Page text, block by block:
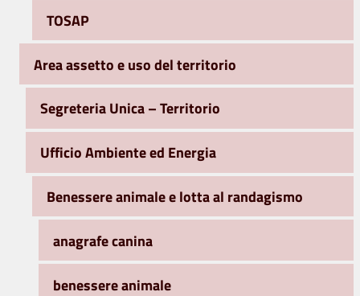
TOSAP
Area assetto e uso del territorio
Segreteria Unica – Territorio
Ufficio Ambiente ed Energia
Benessere animale e lotta al randagismo
anagrafe canina
benessere animale